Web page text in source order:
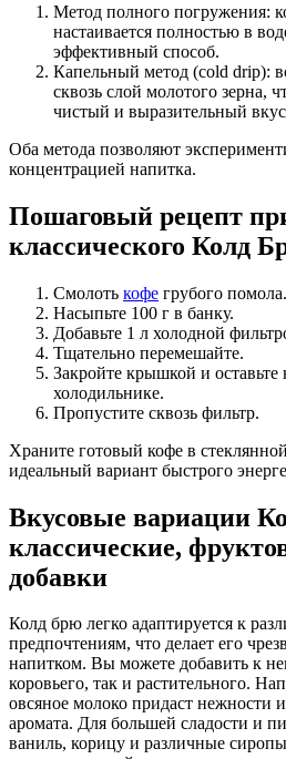
Метод полного погружения:
настаивается полностью в
эффективный способ.
Капельный метод (cold drip):
сквозь слой молотого зерна,
чистый и выразительный
Оба метода позволяют
концентрацией напитка.
Пошаговый рецепт
классического Колд
Смолоть кофе грубого помола.
Насыпьте 100 г в банку.
Добавьте 1 л холодной
Тщательно перемешайте.
Закройте крышкой и оставьте
холодильнике.
Пропустите сквозь фильтр.
Храните готовый кофе в
идеальный вариант быстрого
Вкусовые вариации
классические,
добавки
Колд брю легко адаптируется к
предпочтениям, что делает его
напитком. Вы можете добавить к
коровьего, так и растительного.
овсяное молоко придаст нежности
аромата. Для большей сладости и
ваниль, корицу и различные